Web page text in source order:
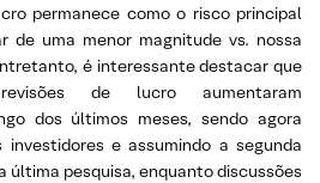
permanece como o risco principal
de uma menor magnitude vs. nossa
é interessante destacar que
de lucro aumentaram
dos últimos meses, sendo agora
investidores e assumindo a segunda
última pesquisa, enquanto discussões